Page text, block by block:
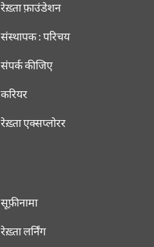
रेख़्ता फ़ाउंडेशन
संस्थापक : परिचय
संपर्क कीजिए
करियर
रेख़्ता एक्सप्लोरर
सूफ़ीनामा
रेख़्ता लर्निंग